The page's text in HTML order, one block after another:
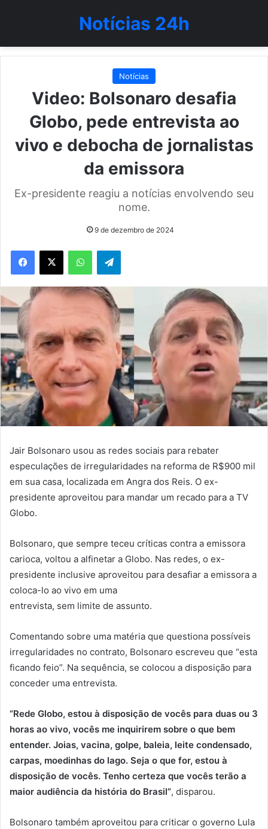
Notícias 24h
Notícias
Video: Bolsonaro desafia
Globo, pede entrevista ao
vivo e debocha de jornalistas
da emissora
Ex-presidente reagiu a notícias envolvendo seu
nome.
9 de dezembro de 2024
WhatsAppTelegram
Jair Bolsonaro usou as redes sociais para rebater
especulações de irregularidades na reforma de R$900 mil
em sua casa, localizada em Angra dos Reis. O ex-
presidente aproveitou para mandar um recado para a TV
Globo.
Bolsonaro, que sempre teceu críticas contra a emissora
carioca, voltou a alfinetar a Globo. Nas redes, o ex-
presidente inclusive aproveitou para desafiar a emissora a
coloca-lo ao vivo em uma
entrevista, sem limite de assunto.
Comentando sobre uma matéria que questiona possíveis
irregularidades no contrato, Bolsonaro escreveu que “esta
ficando feio”. Na sequência, se colocou a disposição para
conceder uma entrevista.
“Rede Globo, estou à disposição de vocês para duas ou 3
horas ao vivo, vocês me inquirirem sobre o que bem
entender. Joias, vacina, golpe, baleia, leite condensado,
carpas, moedinhas do lago. Seja o que for, estou à
disposição de vocês. Tenho certeza que vocês terão a
maior audiência da história do Brasil”, disparou.
Bolsonaro também aproveitou para criticar o governo Lula